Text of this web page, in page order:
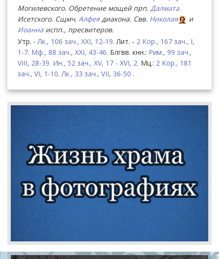
Могилевского. Обретение мощей прп. Далмата
Исетского. Сщмч. Алфеядиакона. Свв. Николая
и
Иоанна испп., пресвитеров.
Утр. -Лк., 106 зач., XXI, 12-19. Лит. - 2 Кор., 167 зач., I,
1-7. Мф., 88 зач., XXI, 43-46. Блгвв. кнн.: Рим., 99 зач.,
VIII, 28-39. Ин., 52 зач., XV, 17 - XVI, 2. Мц.: 2 Кор., 181
зач., VI, 1-10. Лк., 33 зач., VII, 36-50 .